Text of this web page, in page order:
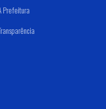
Prefeitura